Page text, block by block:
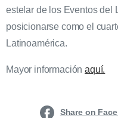
estelar de los Eventos del
posicionarse como el
Latinoamérica.
Mayor informaciónaquí.
Share on